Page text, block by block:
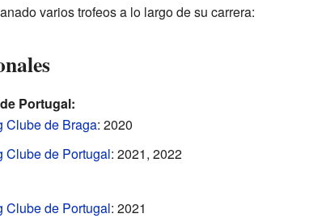
varios trofeos a lo largo de su carrera:
Portugal:
Clube de Braga: 2020
Clube de Portugal: 2021, 2022
Clube de Portugal: 2021